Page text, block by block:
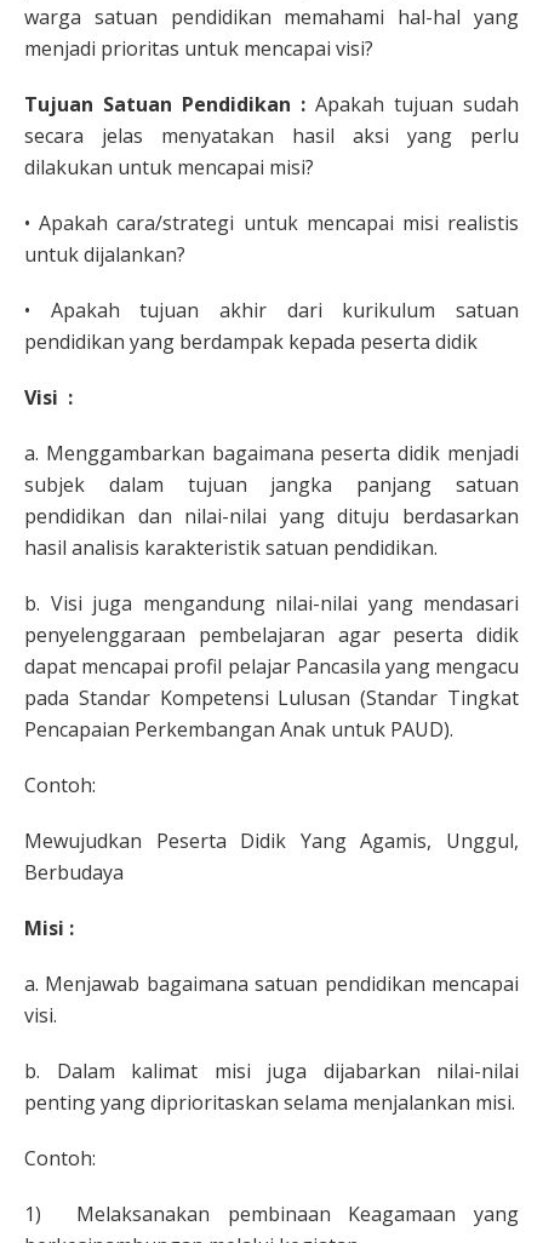
warga satuan pendidikan memahami hal-hal yang
menjadi prioritas untuk mencapai visi?
Tujuan Satuan Pendidikan : Apakah tujuan sudah
secara jelas menyatakan hasil aksi yang perlu
dilakukan untuk mencapai misi?
• Apakah cara/strategi untuk mencapai misi realistis
untuk dijalankan?
• Apakah tujuan akhir dari kurikulum satuan
pendidikan yang berdampak kepada peserta didik
Visi :
a. Menggambarkan bagaimana peserta didik menjadi
subjek dalam tujuan jangka panjang satuan
pendidikan dan nilai-nilai yang dituju berdasarkan
hasil analisis karakteristik satuan pendidikan.
b. Visi juga mengandung nilai-nilai yang mendasari
penyelenggaraan pembelajaran agar peserta didik
dapat mencapai profil pelajar Pancasila yang mengacu
pada Standar Kompetensi Lulusan (Standar Tingkat
Pencapaian Perkembangan Anak untuk PAUD).
Contoh:
Mewujudkan Peserta Didik Yang Agamis, Unggul,
Berbudaya
Misi :
a. Menjawab bagaimana satuan pendidikan mencapai
visi.
b. Dalam kalimat misi juga dijabarkan nilai-nilai
penting yang diprioritaskan selama menjalankan misi.
Contoh:
1) Melaksanakan pembinaan Keagamaan yang